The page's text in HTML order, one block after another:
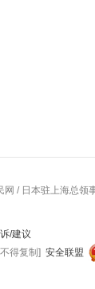
网 / 日本驻上海总领
得复制] 安全联盟